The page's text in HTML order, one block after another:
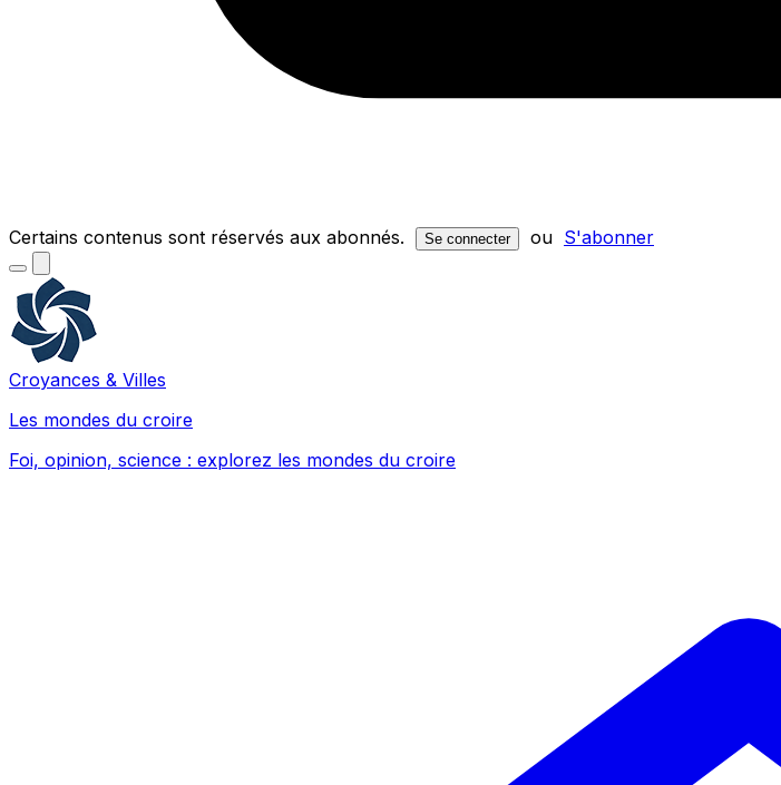
Certains contenus sont réservés aux abonnés. Se connecter ou S'abonner
Croyances & Villes
Les mondes du croire
Foi, opinion, science : explorez les mondes du croire